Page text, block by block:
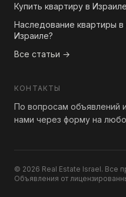
Купить квартиру в
Наследование квартиры
Израиле?
Все статьи →
КОНТАКТЫ
По вопросам объявлений
нами через форму на
© 2026 Real Estate Israel. Все
Объявления от